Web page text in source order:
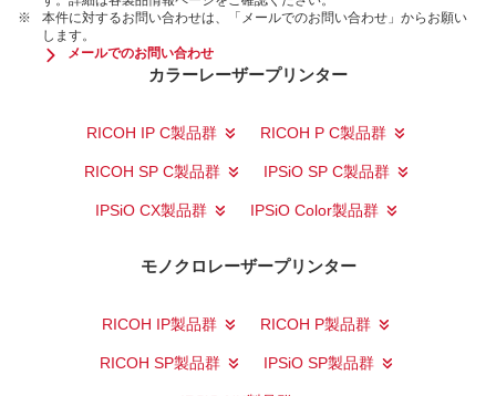
※
本件に対するお問い合わせは、「メールでのお問い合わせ」からお願い
します。
メールでのお問い合わせ
カラーレーザープリンター
RICOH IP C製品群 RICOH P C製品群
RICOH SP C製品群 IPSiO SP C製品群
IPSiO CX製品群 IPSiO Color製品群
モノクロレーザープリンター
RICOH IP製品群 RICOH P製品群
RICOH SP製品群 IPSiO SP製品群